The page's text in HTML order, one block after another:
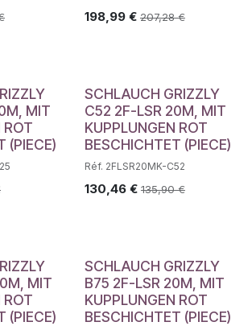
198,99€ 207,28€
MIT
ROT
(PIECE)
SCHLAUCH GRIZZLY
C52 2F-LSR 20M, MIT
KUPPLUNGEN ROT
BESCHICHTET (PIECE)
Réf. 2FLSR20MK-C52
130,46€ 135,90€
MIT
ROT
(PIECE)
SCHLAUCH GRIZZLY
B75 2F-LSR 20M, MIT
KUPPLUNGEN ROT
BESCHICHTET (PIECE)